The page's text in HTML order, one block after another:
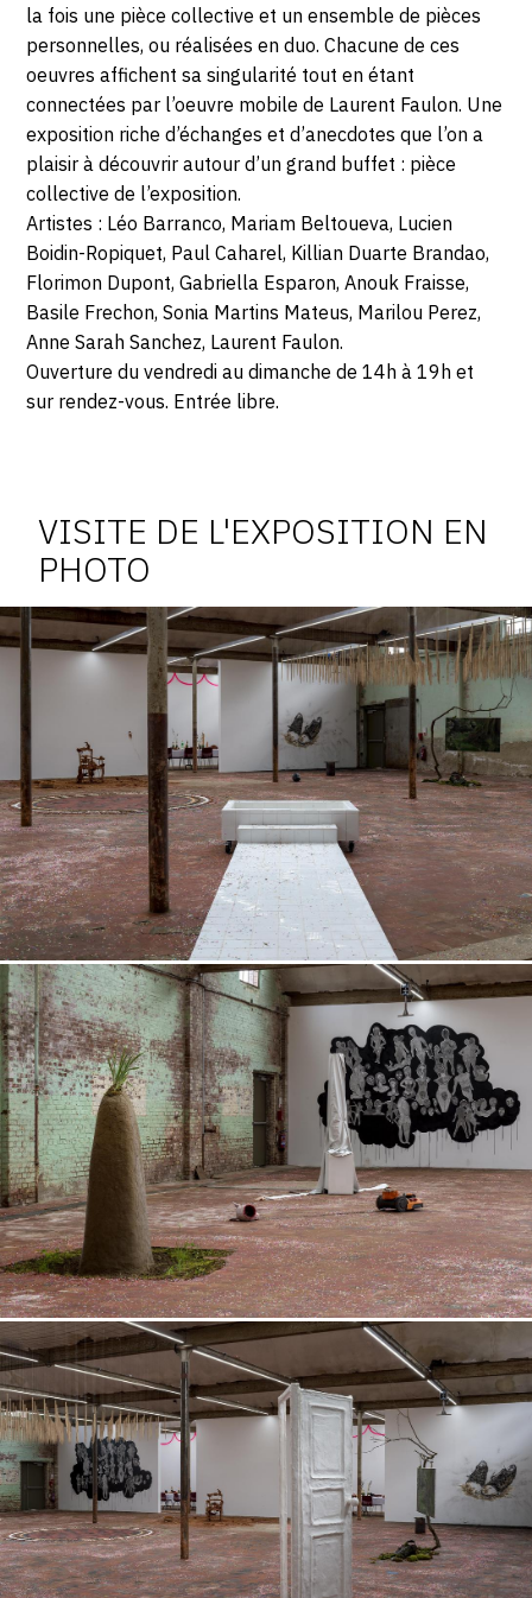
la fois une pièce collective et un ensemble de pièces
personnelles, ou réalisées en duo. Chacune de ces
oeuvres affichent sa singularité tout en étant
connectées par l’oeuvre mobile de Laurent Faulon. Une
exposition riche d’échanges et d’anecdotes que l’on a
plaisir à découvrir autour d’un grand buffet : pièce
collective de l’exposition.
Artistes : Léo Barranco, Mariam Beltoueva, Lucien
Boidin-Ropiquet, Paul Caharel, Killian Duarte Brandao,
Florimon Dupont, Gabriella Esparon, Anouk Fraisse,
Basile Frechon, Sonia Martins Mateus, Marilou Perez,
Anne Sarah Sanchez, Laurent Faulon.
Ouverture du vendredi au dimanche de 14h à 19h et
sur rendez-vous. Entrée libre.
l'exposition
VISITE DE L'EXPOSITION EN
PHOTO